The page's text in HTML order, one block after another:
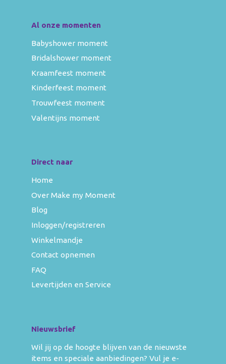
Al onze momenten
Babyshower moment
Bridalshower moment
Kraamfeest moment
Kinderfeest moment
Trouwfeest moment
Valentijns moment
Direct naar
Home
Over Make my Moment
Blog
Inloggen/registreren
Winkelmandje
Contact opnemen
FAQ
Levertijden en Service
Nieuwsbrief
Wil jij op de hoogte blijven van de nieuwste
items en speciale aanbiedingen? Vul je e-